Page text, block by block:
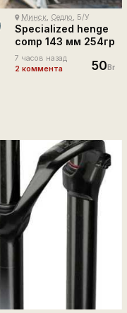
place Минск, Седло, Б/У
Specialized henge
comp 143 мм 254гр
7 часов назад
2 коммента
50 Br